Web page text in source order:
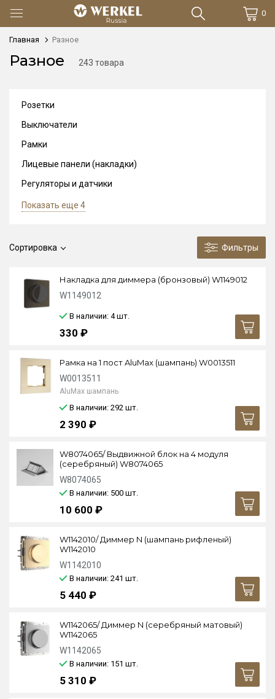
0
Главная Разное
Разное 243 товара
Сортировка Фильтры
Накладка для диммера (бронзовый) W1149012
W1149012
В наличии: 4шт.
330 ₽
Рамка на 1 пост AluMax (шампань) W0013511
W0013511
AluMax шампань
В наличии: 292 шт.
2 390 ₽
W8074065/ Выдвижной блок на 4 модуля
(серебряный) W8074065
W8074065
В наличии: 500 шт.
10 600 ₽
W1142010/ Диммер N (шампань рифленый)
W1142010
W1142010
В наличии: 241 шт.
5 440 ₽
W1142065/ Диммер N (серебряный матовый)
W1142065
W1142065
В наличии: 151 шт.
5 310 ₽
Розетки
Выключатели
Рамки
Лицевые панели (накладки)
Регуляторы и датчики
Показать еще 4